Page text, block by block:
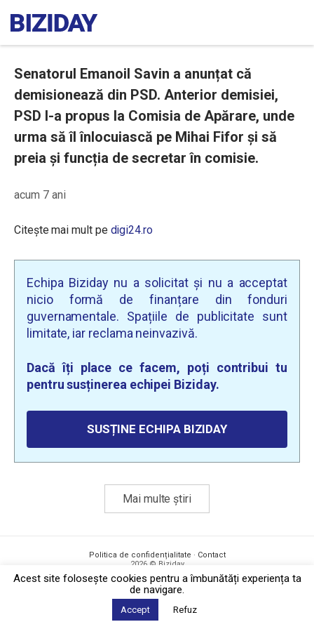
Senatorul Emanoil Savin a anunțat că
demisionează din PSD. Anterior demisiei,
PSD l-a propus la Comisia de Apărare, unde
urma să îl înlocuiască pe Mihai Fifor și să
preia și funcția de secretar în comisie.
acum 7 ani
Citește mai mult pe digi24.ro
Echipa Biziday nu a solicitat și nu a acceptat
nicio formă de finanțare din fonduri
guvernamentale. Spațiile de publicitate sunt
limitate, iar reclama neinvazivă.
Dacă îți place ce facem, poți contribui tu
pentru susținerea echipei Biziday.
SUSȚINE ECHIPA BIZIDAY
Mai multe știri
Politica de confidențialitate · Contact
2026 © Biziday
Acest site foloseşte cookies pentru a îmbunătăți experiența ta
de navigare.
Accept Refuz